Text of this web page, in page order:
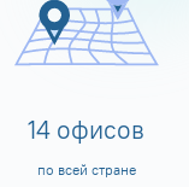
14 офисов
по всей стране